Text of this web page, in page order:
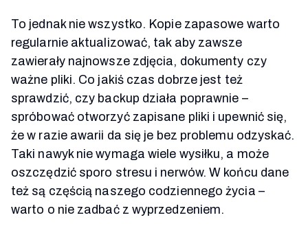
To jednak nie wszystko. Kopie zapasowe warto
regularnie aktualizować, tak aby zawsze
zawierały najnowsze zdjęcia, dokumenty czy
ważne pliki. Co jakiś czas dobrze jest też
sprawdzić, czy backup działa poprawnie –
spróbować otworzyć zapisane pliki i upewnić się,
że w razie awarii da się je bez problemu odzyskać.
Taki nawyk nie wymaga wiele wysiłku, a może
oszczędzić sporo stresu i nerwów. W końcu dane
też są częścią naszego codziennego życia –
warto o nie zadbać z wyprzedzeniem.